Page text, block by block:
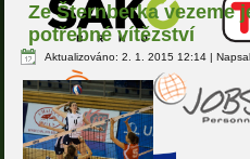
Ze Šternberka vezeme
potřebné vítězství
Aktualizováno: 2. 1. 2015 12:14 |